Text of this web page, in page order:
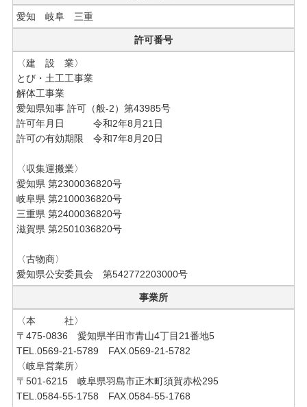
愛知 岐阜 三重
許可番号
〈建 設 業〉
とび・土工工事業
解体工事業
愛知県知事 許可（般-2）第43985号
許可年月日 令和2年8月21日
許可の有効期限 令和7年8月20日
〈収集運搬業〉
愛知県 第2300036820号
岐阜県 第2100036820号
三重県 第2400036820号
滋賀県 第2501036820号
〈古物商〉
愛知県公安委員会 第542772203000号
事業所
〈本 社〉
〒475-0836 愛知県半田市青山4丁目21番地5
TEL.0569-21-5789 FAX.0569-21-5782
〈岐阜営業所〉
〒501-6215 岐阜県羽島市正木町須賀赤松295
TEL.0584-55-1758 FAX.0584-55-1768